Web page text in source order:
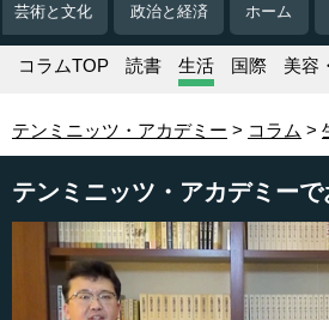
芸術と文化 政治と経済 ホーム
コラムTOP 読書 生活 国際 美容
テンミニッツ・アカデミー コラム
テンミニッツ・アカデミー